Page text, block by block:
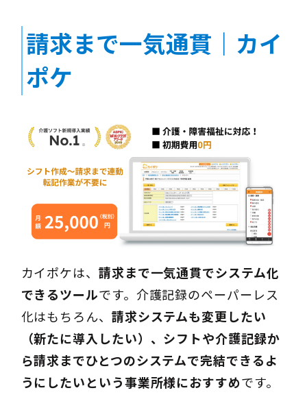
請求まで一気通貫｜カイ
ポケ
カイポケは、 請求まで一気通貫でシステム化
できるツールです。介護記録のペーパーレス
化はもちろん、 請求システムも変更したい
（新たに導入したい）、シフトや介護記録か
ら請求までひとつのシステムで完結できるよ
うにしたいという事業所様におすすめです。